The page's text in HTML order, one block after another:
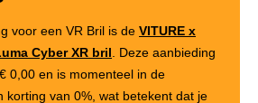
voor een VR Bril is de VITURE x
Cyber XR bril . Deze aanbieding
€ 0,00 en is momenteel in de
korting van 0% , wat betekent dat je